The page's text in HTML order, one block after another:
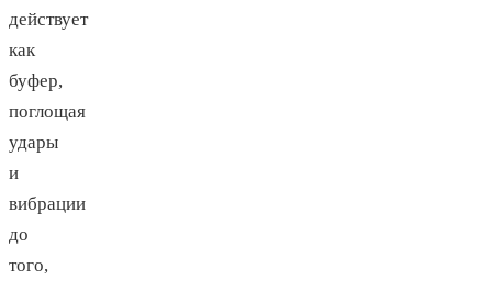
действует
как
буфер,
поглощая
удары
и
вибрации
до
того,